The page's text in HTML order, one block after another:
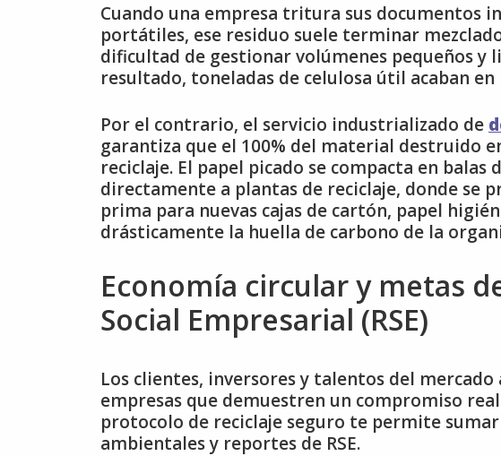
Cuando una empresa tritura sus documentos
portátiles, ese residuo suele terminar
dificultad de gestionar volúmenes pequeños y
resultado, toneladas de celulosa útil acaban
Por el contrario, el servicio industrializado de
garantiza que el 100% del material destruido
reciclaje. El papel picado se compacta en
directamente a plantas de reciclaje, donde se
prima para nuevas cajas de cartón, papel
drásticamente la huella de carbono de la
Economía circular y metas
Social Empresarial (RSE)
Los clientes, inversores y talentos del
empresas que demuestren un compromiso
protocolo de reciclaje seguro te permite
ambientales y reportes de RSE.